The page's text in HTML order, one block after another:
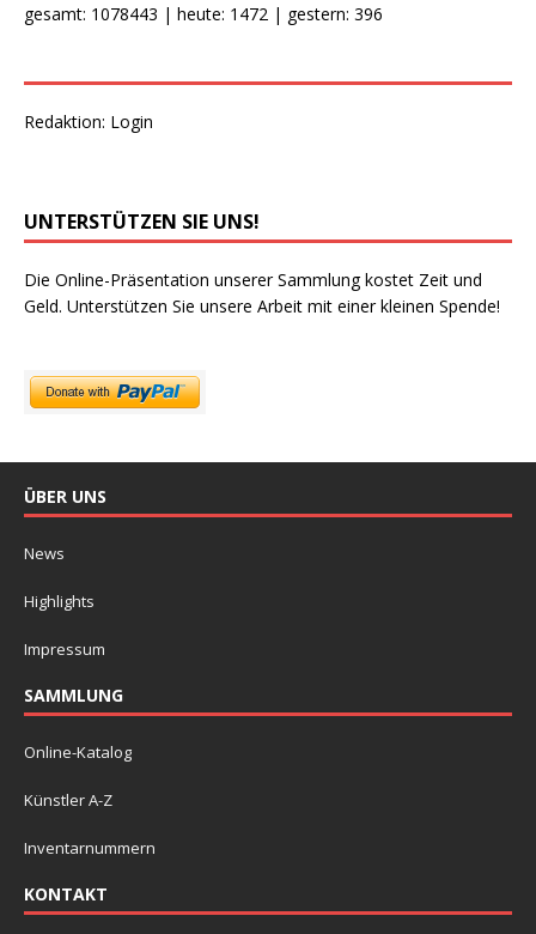
gesamt: 1078443 | heute: 1472 | gestern: 396
Redaktion: Login
UNTERSTÜTZEN SIE UNS!
Die Online-Präsentation unserer Sammlung kostet Zeit und
Geld. Unterstützen Sie unsere Arbeit mit einer kleinen Spende!
ÜBER UNS
News
Highlights
Impressum
SAMMLUNG
Online-Katalog
Künstler A-Z
Inventarnummern
KONTAKT